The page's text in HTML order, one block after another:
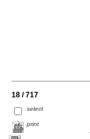
18 / 717
select
print